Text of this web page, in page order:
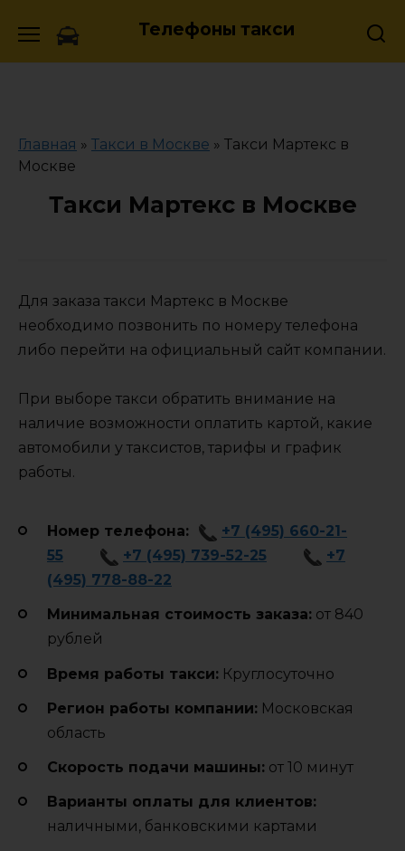
Телефоны такси
Главная » Такси в Москве » Такси Мартекс в
Москве
Такси Мартекс в Москве
Для заказа такси Мартекс в Москве
необходимо позвонить по номеру телефона
либо перейти на официальный сайт компании.
При выборе такси обратить внимание на
наличие возможности оплатить картой, какие
автомобили у таксистов, тарифы и график
работы.
Номер телефона:
+7 (495) 660-21-
55
+7 (495) 739-52-25
+7
(495) 778-88-22
Минимальная стоимость заказа: от 840
рублей
Время работы такси: Круглосуточно
Регион работы компании: Московская
область
Cкорость подачи машины: от 10 минут
Варианты оплаты для клиентов:
наличными, банковскими картами